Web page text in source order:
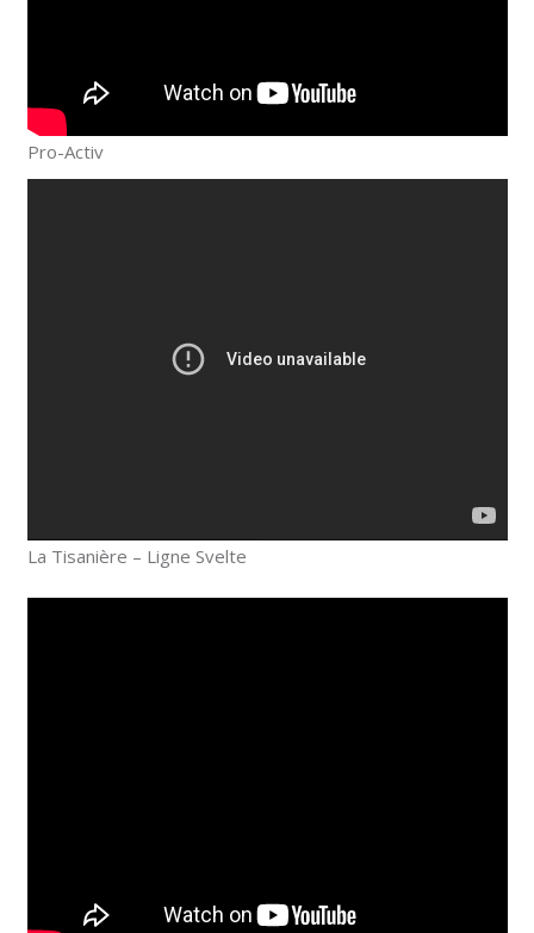
Pro-Activ
La Tisanière – Ligne Svelte